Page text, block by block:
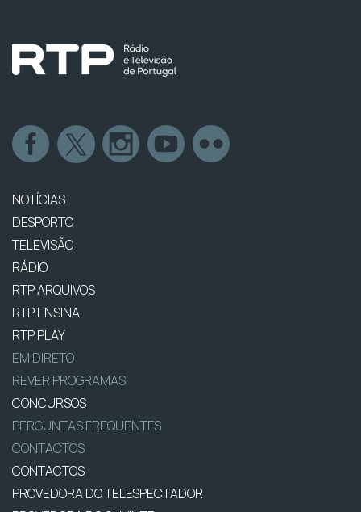
NOTÍCIAS
DESPORTO
TELEVISÃO
RÁDIO
RTP ARQUIVOS
RTP ENSINA
RTP PLAY
EM DIRETO
REVER PROGRAMAS
CONCURSOS
PERGUNTAS FREQUENTES
CONTACTOS
CONTACTOS
PROVEDORA DO TELESPECTADOR